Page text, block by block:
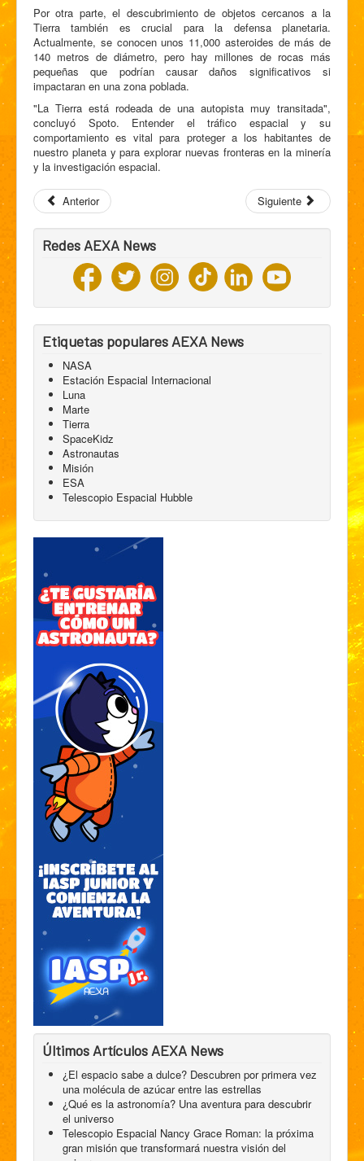
Por otra parte, el descubrimiento de objetos cercanos a la
Tierra también es crucial para la defensa planetaria.
Actualmente, se conocen unos 11,000 asteroides de más de
140 metros de diámetro, pero hay millones de rocas más
pequeñas que podrían causar daños significativos si
impactaran en una zona poblada.
"La Tierra está rodeada de una autopista muy transitada",
concluyó Spoto. Entender el tráfico espacial y su
comportamiento es vital para proteger a los habitantes de
nuestro planeta y para explorar nuevas fronteras en la minería
y la investigación espacial.
Anterior Siguiente
Redes AEXA News
Etiquetas populares AEXA News
NASA
Estación Espacial Internacional
Luna
Marte
Tierra
SpaceKidz
Astronautas
Misión
ESA
Telescopio Espacial Hubble
Últimos Artículos AEXA News
¿El espacio sabe a dulce? Descubren por primera vez
una molécula de azúcar entre las estrellas
¿Qué es la astronomía? Una aventura para descubrir
el universo
Telescopio Espacial Nancy Grace Roman: la próxima
gran misión que transformará nuestra visión del